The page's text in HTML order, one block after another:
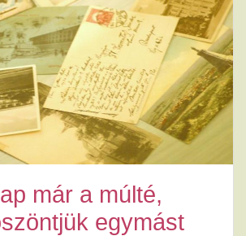
már a múlté,
egymást